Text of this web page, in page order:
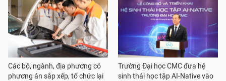
Các bộ, ngành, địa phương có
phương án sắp xếp, tổ chức lại
Trường Đại học CMC đưa hệ
sinh thái học tập AI-Native vào